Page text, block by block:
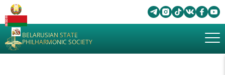
BELARUSIAN STATE
PHILHARMONIC SOCIETY